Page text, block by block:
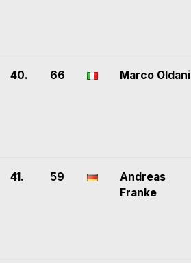
40. 66 Marco Oldani
41. 59
Andreas
Franke